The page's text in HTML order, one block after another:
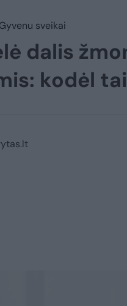
Gyvenu sveikai
dalis
kodėl